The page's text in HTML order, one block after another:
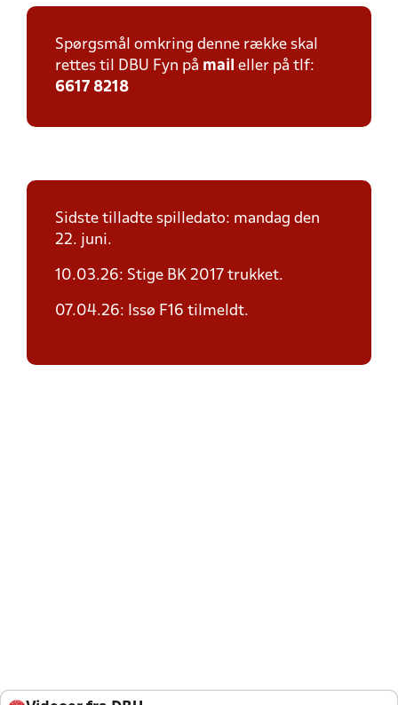
Spørgsmål omkring denne række skal
rettes til DBU Fyn på mail eller på tlf:
6617 8218
Sidste tilladte spilledato: mandag den
22. juni.
10.03.26: Stige BK 2017 trukket.
07.04.26: Issø F16 tilmeldt.